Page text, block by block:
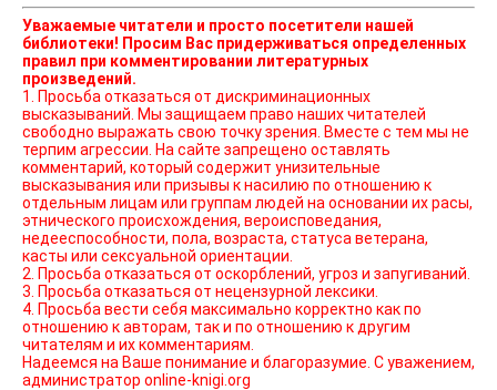
Уважаемые читатели и просто посетители нашей
библиотеки! Просим Вас придерживаться определенных
правил при комментировании литературных
произведений.
1. Просьба отказаться от дискриминационных
высказываний. Мы защищаем право наших читателей
свободно выражать свою точку зрения. Вместе с тем мы не
терпим агрессии. На сайте запрещено оставлять
комментарий, который содержит унизительные
высказывания или призывы к насилию по отношению к
отдельным лицам или группам людей на основании их расы,
этнического происхождения, вероисповедания,
недееспособности, пола, возраста, статуса ветерана,
касты или сексуальной ориентации.
2. Просьба отказаться от оскорблений, угроз и запугиваний.
3. Просьба отказаться от нецензурной лексики.
4. Просьба вести себя максимально корректно как по
отношению к авторам, так и по отношению к другим
читателям и их комментариям.
Надеемся на Ваше понимание и благоразумие. С уважением,
администратор online-knigi.org